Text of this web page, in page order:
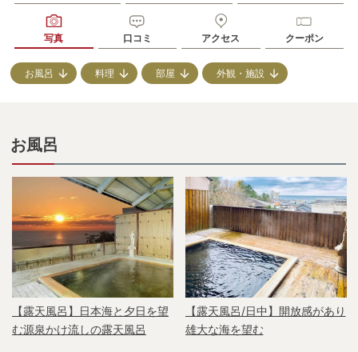
写真 口コミ アクセス クーポン
お風呂 料理 部屋 外観・施設
お風呂
【露天風呂】日本海と夕日を望
む源泉かけ流しの露天風呂
【露天風呂/日中】開放感があり
雄大な海を望む